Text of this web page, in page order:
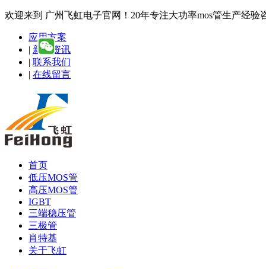
欢迎来到 广州飞虹电子官网！20年专注大功率mos管生产经验
应用方案
| 新闻资讯
| 联系我们
| 在线留言
首页
低压MOS管
高压MOS管
IGBT
三端稳压管
三极管
肖特基
关于飞虹